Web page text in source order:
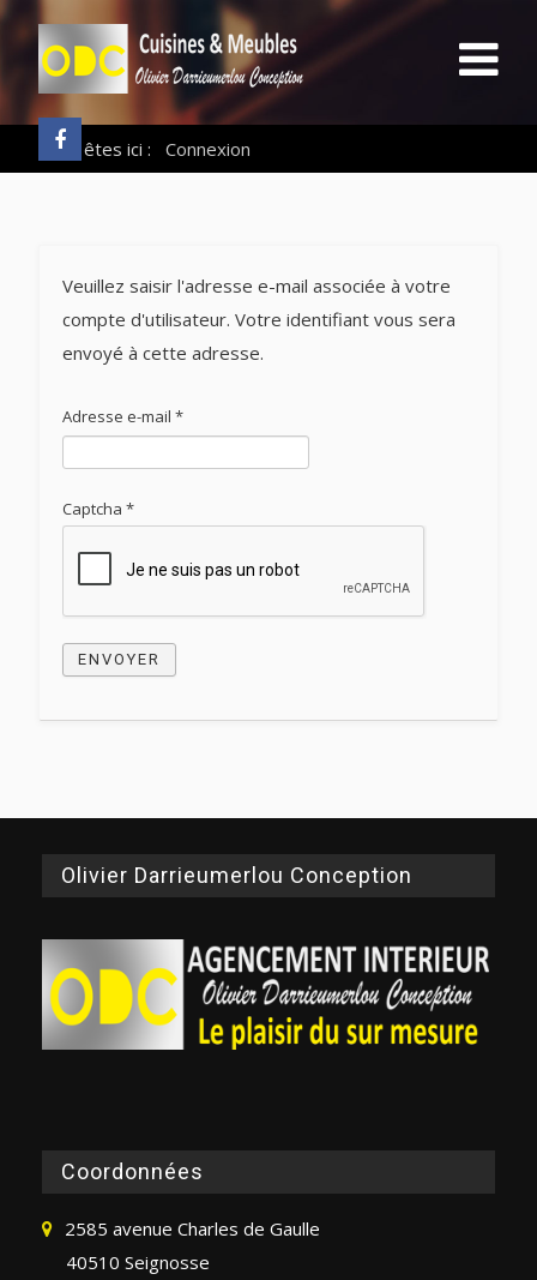
Vous êtes ici : Connexion
Veuillez saisir l'adresse e-mail associée à votre
compte d'utilisateur. Votre identifiant vous sera
envoyé à cette adresse.
Adresse e-mail *
Captcha *
ENVOYER
Olivier Darrieumerlou Conception
Coordonnées
2585 avenue Charles de Gaulle
40510 Seignosse